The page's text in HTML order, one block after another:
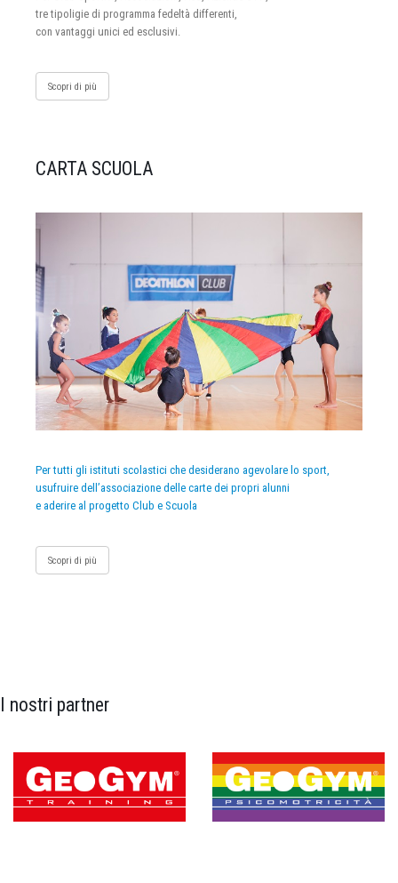
tre tipoligie di programma fedeltà differenti,
con vantaggi unici ed esclusivi.
Scopri di più
CARTA SCUOLA
Per tutti gli istituti scolastici che desiderano agevolare lo sport,
usufruire dell’associazione delle carte dei propri alunni
e aderire al progetto Club e Scuola
Scopri di più
I nostri partner